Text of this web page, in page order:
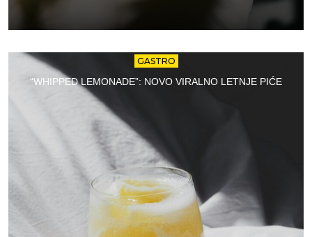
GASTRO
“WHIPPED LEMONADE”: NOVO VIRALNO LETNJE PIĆE